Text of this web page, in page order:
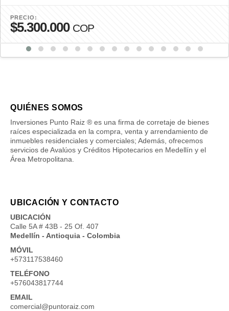
PRECIO:
$5.300.000 COP
QUIÉNES SOMOS
Inversiones Punto Raiz ® es una firma de corretaje de bienes
raíces especializada en la compra, venta y arrendamiento de
inmuebles residenciales y comerciales; Además, ofrecemos
servicios de Avalúos y Créditos Hipotecarios en Medellín y el
Área Metropolitana.
UBICACIÓN Y CONTACTO
UBICACIÓN
Calle 5A # 43B - 25 Of. 407
Medellín - Antioquia - Colombia
MÓVIL
+573117538460
TELÉFONO
+576043817744
EMAIL
comercial@puntoraiz.com